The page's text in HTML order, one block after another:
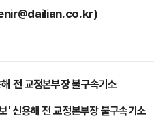
전 교정본부장 불구속기소
' 신용해 전 교정본부장 불구속기소